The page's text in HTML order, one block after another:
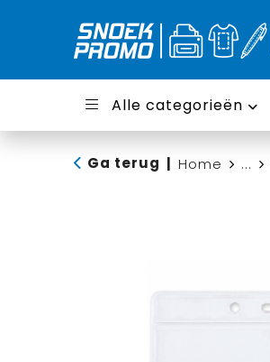
Alle categorieën
Ga terug Home ...